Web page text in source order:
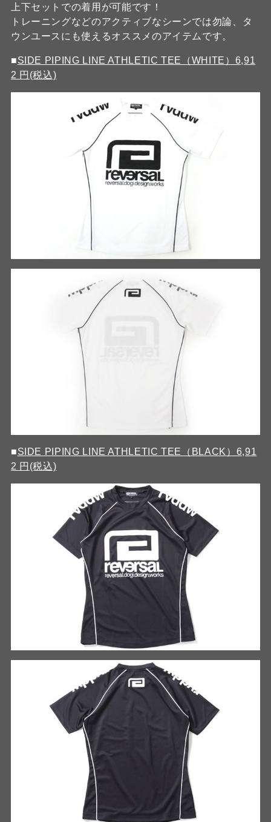
上下セットでの着用が可能です！
トレーニングなどのアクティブなシーンでは勿論、タ
ウンユースにも使えるオススメのアイテムです。
■SIDE PIPING LINE ATHLETIC TEE（WHITE）6,91
2 円(税込)
■SIDE PIPING LINE ATHLETIC TEE（BLACK）6,91
2 円(税込)